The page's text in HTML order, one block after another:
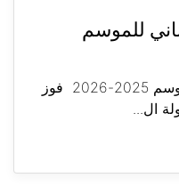
للموسم
الأنصار بطلًا للدوري اللبناني للموسم 2025-2026 فوز